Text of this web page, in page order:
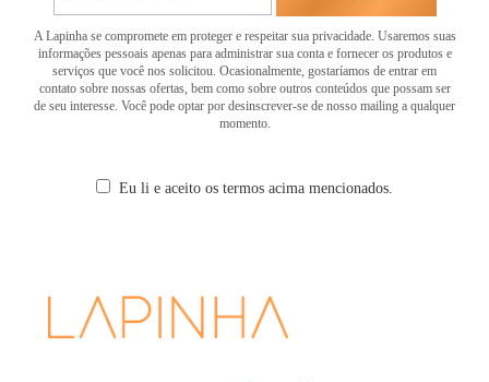
A Lapinha se compromete em proteger e respeitar sua privacidade. Usaremos suas
informações pessoais apenas para administrar sua conta e fornecer os produtos e
serviços que você nos solicitou. Ocasionalmente, gostaríamos de entrar em
contato sobre nossas ofertas, bem como sobre outros conteúdos que possam ser
de seu interesse. Você pode optar por desinscrever-se de nosso mailing a qualquer
momento.
Eu li e aceito os termos acima mencionados.